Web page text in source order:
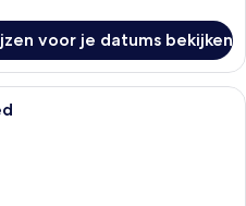
voor je datums bekijken
Een hotelkamer met een groot bed,